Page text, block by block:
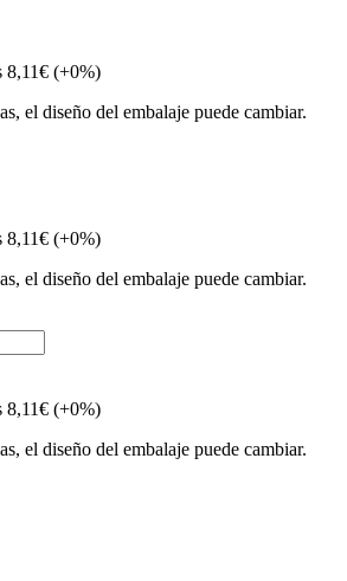
8,11€ (+0%)
el diseño del embalaje puede cambiar.
8,11€ (+0%)
el diseño del embalaje puede cambiar.
8,11€ (+0%)
el diseño del embalaje puede cambiar.